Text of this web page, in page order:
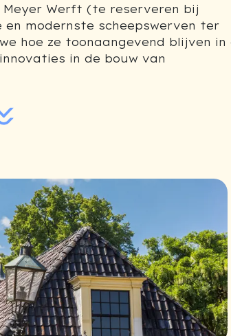
Werft (te reserveren bij
modernste scheepswerven ter
hoe ze toonaangevend blijven in
in de bouw van
Next